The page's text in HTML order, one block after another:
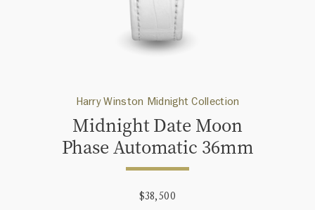
Harry Winston Midnight Collection
Midnight Date Moon
Phase Automatic 36mm
$38,500